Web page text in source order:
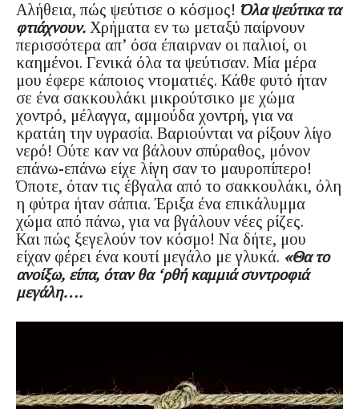
Αλήθεια, πώς ψεύτισε ο κόσμος! Όλα ψεύτικα τα
φτιάχνουν. Χρήματα εν τω μεταξύ παίρνουν
περισσότερα απ’ όσα έπαιρναν οι παλιοί, οι
καημένοι. Γενικά όλα τα ψεύτισαν. Μία μέρα
μου έφερε κάποιος ντοματιές. Κάθε φυτό ήταν
σε ένα σακκουλάκι μικρούτσικο με χώμα
χοντρό, μέλαγγα, αμμούδα χοντρή, για να
κρατάη την υγρασία. Βαριούνται να ρίξουν λίγο
νερό! Ούτε καν να βάλουν σπύραθος, μόνον
επάνω-επάνω είχε λίγη σαν το μαυροπίπερο!
Όποτε, όταν τις έβγαλα από το σακκουλάκι, όλη
η φύτρα ήταν σάπια. Έριξα ένα επικάλυμμα
χώμα από πάνω, για να βγάλουν νέες ρίζες.
Και πώς ξεγελούν τον κόσμο! Να δήτε, μου
είχαν φέρει ένα κουτί μεγάλο με γλυκά. «Θα το
ανοίξω, είπα, όταν θα ‘ρθή καμμιά συντροφιά
μεγάλη….